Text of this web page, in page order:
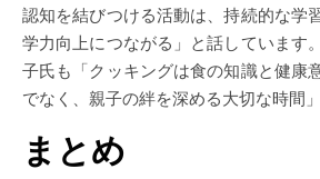
認知を結びつける活動は、持続的な学
学力向上につながる」と話しています
子氏も「クッキングは食の知識と健康
でなく、親子の絆を深める大切な時間
まとめ